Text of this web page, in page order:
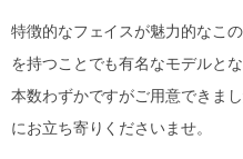
特徴的なフェイスが魅力的なこ
を持つことでも有名なモデルとな
本数わずかですがご用意できま
にお立ち寄りくださいませ。